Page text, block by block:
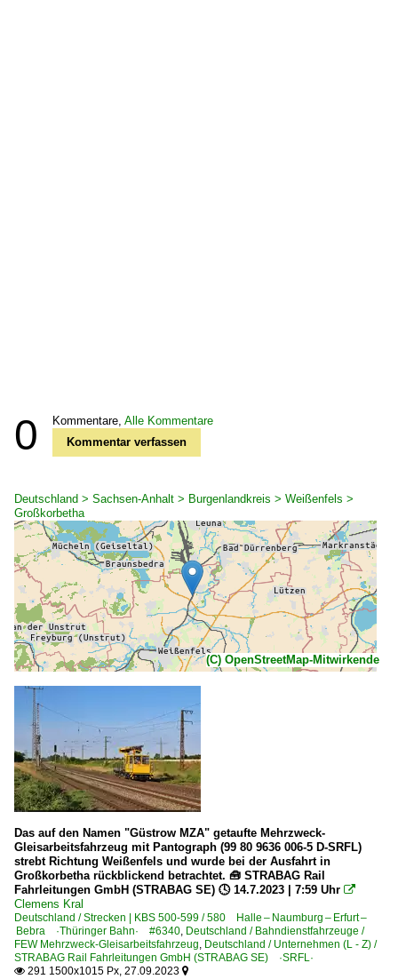
0 Kommentare, Alle Kommentare
Kommentar verfassen
Deutschland > Sachsen-Anhalt > Burgenlandkreis > Weißenfels >
Großkorbetha
(C) OpenStreetMap-Mitwirkende
Das auf den Namen "Güstrow MZA" getaufte Mehrzweck-
Gleisarbeitsfahrzeug mit Pantograph (99 80 9636 006-5 D-SRFL)
strebt Richtung Weißenfels und wurde bei der Ausfahrt in
Großkorbetha rückblickend betrachtet. 🧰 STRABAG Rail
Fahrleitungen GmbH (STRABAG SE) 🕓 14.7.2023 | 7:59 Uhr 
Clemens Kral
Deutschland / Strecken | KBS 500-599 / 580 Halle – Naumburg – Erfurt –
Bebra ·Thüringer Bahn· #6340, Deutschland / Bahndienstfahrzeuge /
FEW Mehrzweck-Gleisarbeitsfahrzeug, Deutschland / Unternehmen (L - Z) /
STRABAG Rail Fahrleitungen GmbH (STRABAG SE) ·SRFL·
 291 1500x1015 Px, 27.09.2023 